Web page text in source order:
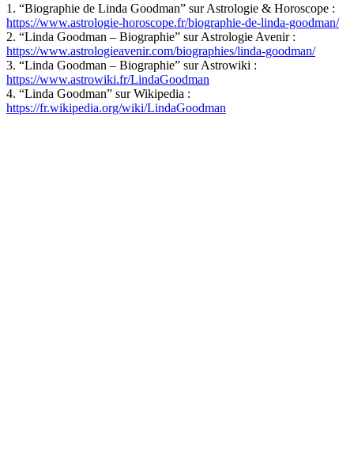
1. “Biographie de Linda Goodman” sur Astrologie & Horoscope :
https://www.astrologie-horoscope.fr/biographie-de-linda-goodman/
2. “Linda Goodman – Biographie” sur Astrologie Avenir :
https://www.astrologieavenir.com/biographies/linda-goodman/
3. “Linda Goodman – Biographie” sur Astrowiki :
https://www.astrowiki.fr/LindaGoodman
4. “Linda Goodman” sur Wikipedia :
https://fr.wikipedia.org/wiki/LindaGoodman